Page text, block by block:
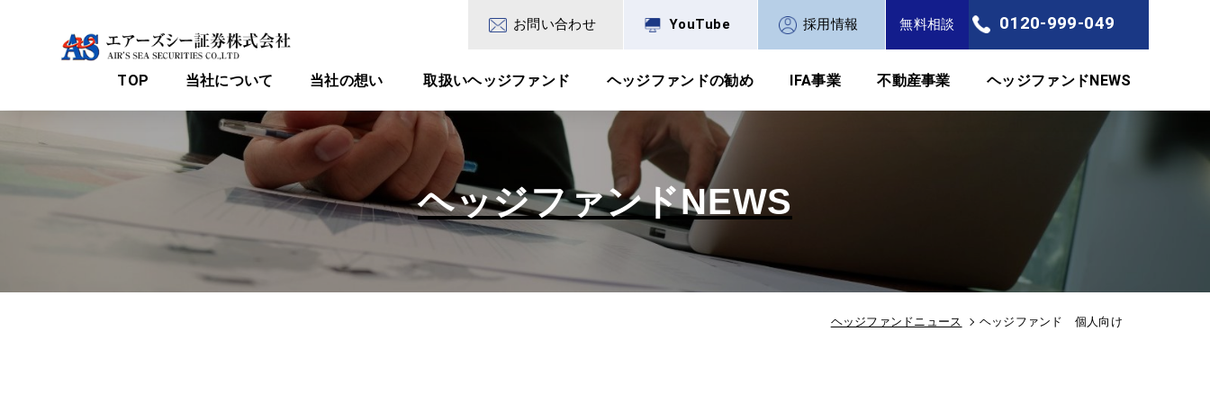
TOP 当社について 当社の想い 取扱いヘッジファンド ヘッジファンドの勧め IFA事業 不動産事業 ヘッジファンドNEWS
お問い合わせ YouTube 採用情報 無料相談 0120-999-049
ヘッジファンドNEWS
ヘッジファンドニュース ヘッジファンド 個人向け